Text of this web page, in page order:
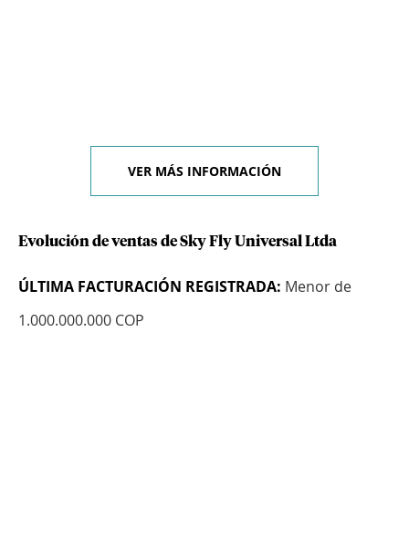
VER MÁS INFORMACIÓN
Evolución de ventas de Sky Fly Universal Ltda
ÚLTIMA FACTURACIÓN REGISTRADA: Menor de
1.000.000.000 COP